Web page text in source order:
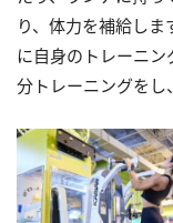
り、体力を補給し
に自身のトレーニ
分トレーニングをし